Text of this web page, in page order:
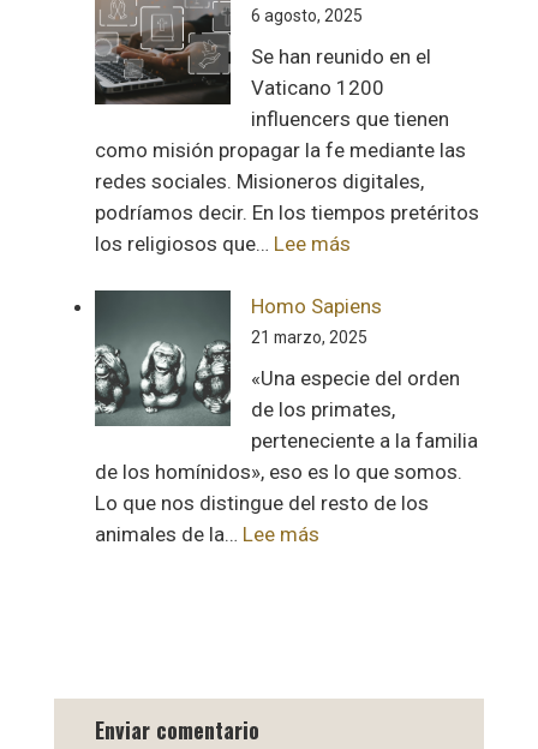
6 agosto, 2025
Se han reunido en el
Vaticano 1200
influencers que tienen
como misión propagar la fe mediante las
redes sociales. Misioneros digitales,
podríamos decir. En los tiempos pretéritos
los religiosos que… Lee más:
influencers
de
Dios
Homo Sapiens
21 marzo, 2025
«Una especie del orden
de los primates,
perteneciente a la familia
de los homínidos», eso es lo que somos.
Lo que nos distingue del resto de los
animales de la… Lee más:
Enviar comentario